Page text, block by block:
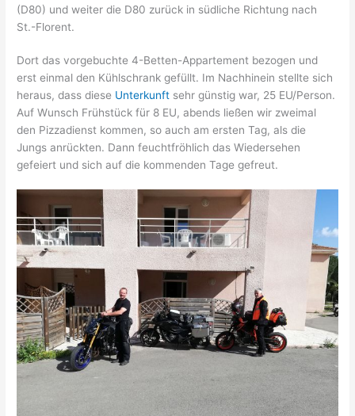
(D80) und weiter die D80 zurück in südliche Richtung nach
St.-Florent.
Dort das vorgebuchte 4-Betten-Appartement bezogen und
erst einmal den Kühlschrank gefüllt. Im Nachhinein stellte sich
heraus, dass diese Unterkunft sehr günstig war, 25 EU/Person.
Auf Wunsch Frühstück für 8 EU, abends ließen wir zweimal
den Pizzadienst kommen, so auch am ersten Tag, als die
Jungs anrückten. Dann feuchtfröhlich das Wiedersehen
gefeiert und sich auf die kommenden Tage gefreut.